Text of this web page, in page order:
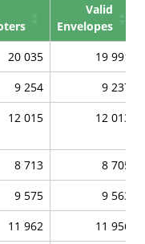
Valid
Envelopes
20 035
19 991
9 254
9 237
12 015 12 013
8 713
8 705
9 575
9 563
11 962 11 956